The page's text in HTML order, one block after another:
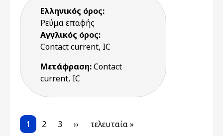
Ελληνικός όρος:
Ρεύμα επαφής
Αγγλικός όρος:
Contact current, IC
Μετάφραση:Contact
current, IC
Pagination
Current page
1 Page
2 Page
3 Next page
›› Last page
τελευταία »